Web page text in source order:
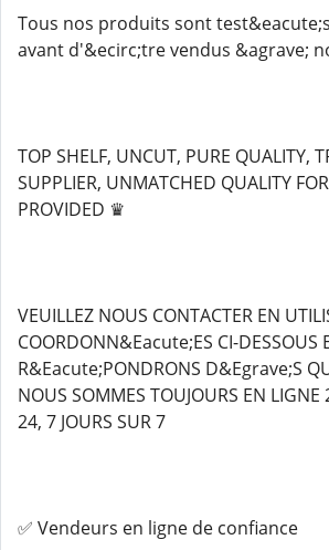
Tous nos produits sont
avant d'&ecirc;tre vendus &agrave;
TOP SHELF, UNCUT, PURE QUALITY,
SUPPLIER, UNMATCHED QUALITY
PROVIDED ♛
VEUILLEZ NOUS CONTACTER EN
COORDONN&Eacute;ES CI-DESSOUS
R&Eacute;PONDRONS D&Egrave;S
NOUS SOMMES TOUJOURS EN LIGNE
24, 7 JOURS SUR 7
✅ Vendeurs en ligne de confiance